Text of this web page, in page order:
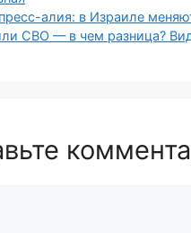
алия: в Израиле
СВО — в чем разница?